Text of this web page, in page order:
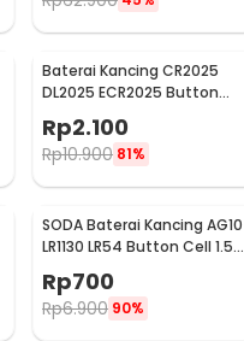
Baterai Kancing CR2025
DL2025 ECR2025 Button
Rp2.100
Rp10.900 81%
SODA Baterai Kancing AG10
LR1130 LR54 Button Cell 1.5V
Rp700
Rp6.900 90%